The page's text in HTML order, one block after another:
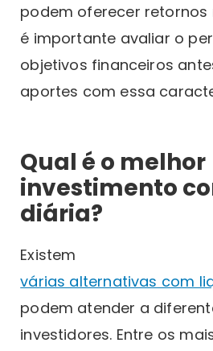
podem oferecer retornos
é importante avaliar o
objetivos financeiros
aportes com essa
Qual é o melhor
investimento
diária?
Existem
várias alternativas com
podem atender a
investidores. Entre os